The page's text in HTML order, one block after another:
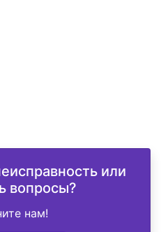
или
вопросы?
нам!